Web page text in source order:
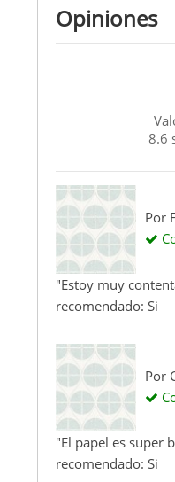
Opiniones
8.6
Por
"Estoy muy
recomendado: Si
Por
"El papel es super
recomendado: Si